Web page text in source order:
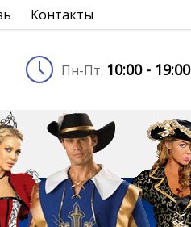
Контакты
Пн-Пт: 10:00 - 19:00